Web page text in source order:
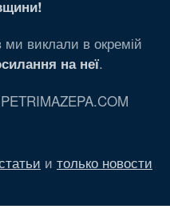
ми виклали в окремій
на неї.
и только новости